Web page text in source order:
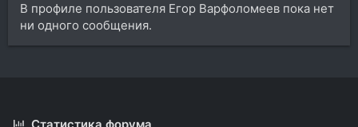
В профиле пользователя Егор Варфоломеев пока нет
ни одного сообщения.